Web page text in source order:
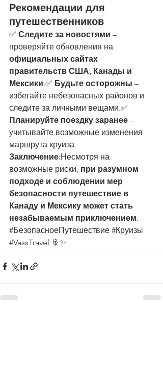
Рекомендации для
путешественников
✅ Следите за новостями –
проверяйте обновления на
официальных сайтах
правительств США, Канады и
Мексики.✅ Будьте осторожны –
избегайте небезопасных районов и
следите за личными вещами.✅
Планируйте поездку заранее –
учитывайте возможные изменения
маршрута круиза.
Заключение:Несмотря на
возможные риски, при разумном
подходе и соблюдении мер
безопасности путешествие в
Канаду и Мексику может стать
незабываемым приключением.
#БезопасноеПутешествие #Круизы
#VassTravel 🚢✨